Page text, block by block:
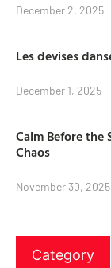
December 2, 2025
Les devises
December 1, 2025
Calm Before the
Chaos
November 30, 2025
Category